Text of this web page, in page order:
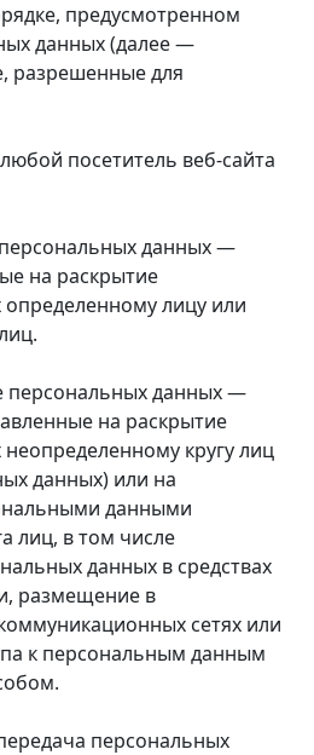
предусмотренном
данных (далее —
разрешенные для
посетитель веб-сайта
данных —
на раскрытие
лицу или
персональных данных —
на раскрытие
кругу лиц
данных) или на
данными
лиц, в том числе
данных в средствах
размещение в
сетях или
к персональным данным
персональных